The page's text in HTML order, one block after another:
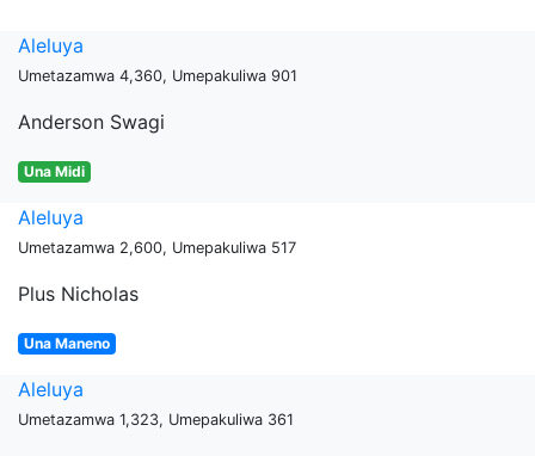
Aleluya
Umetazamwa 4,360, Umepakuliwa 901
Anderson Swagi
Una Midi
Aleluya
Umetazamwa 2,600, Umepakuliwa 517
Plus Nicholas
Una Maneno
Aleluya
Umetazamwa 1,323, Umepakuliwa 361